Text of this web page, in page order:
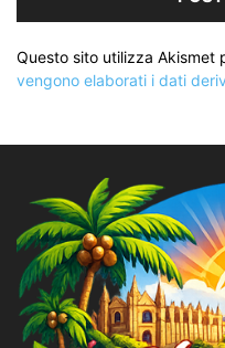
Questo sito utilizza Akismet
vengono elaborati i dati